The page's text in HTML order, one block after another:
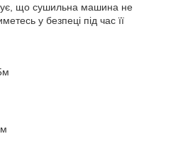
що сушильна машина не
у безпеці під час її